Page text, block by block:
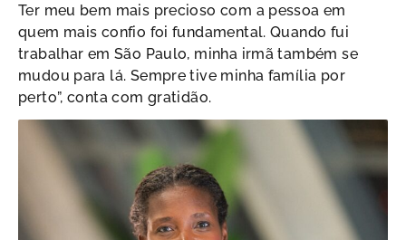
Ter meu bem mais precioso com a pessoa em
quem mais confio foi fundamental. Quando fui
trabalhar em São Paulo, minha irmã também se
mudou para lá. Sempre tive minha família por
perto”, conta com gratidão.